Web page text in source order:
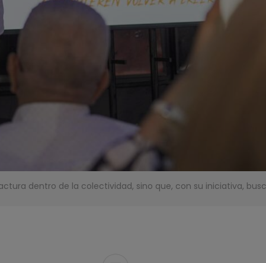
dentro de la colectividad, sino que, con su iniciativa,